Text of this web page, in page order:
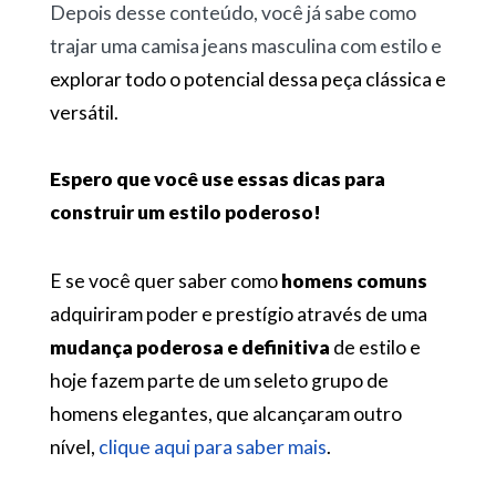
Depois desse conteúdo, você já sabe como
trajar uma camisa jeans masculina com estilo e
explorar todo o potencial dessa peça clássica e
versátil.
Espero que você use essas dicas para
construir um estilo poderoso!
E se você quer saber comohomens comuns
adquiriram poder e prestígio através de uma
mudança poderosa e definitiva de estilo e
hoje fazem parte de um seleto grupo de
homens elegantes, que alcançaram outro
nível, clique aqui para saber mais.